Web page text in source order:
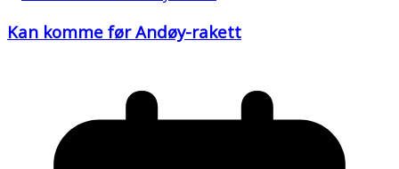
Kan komme før Andøy-rakett